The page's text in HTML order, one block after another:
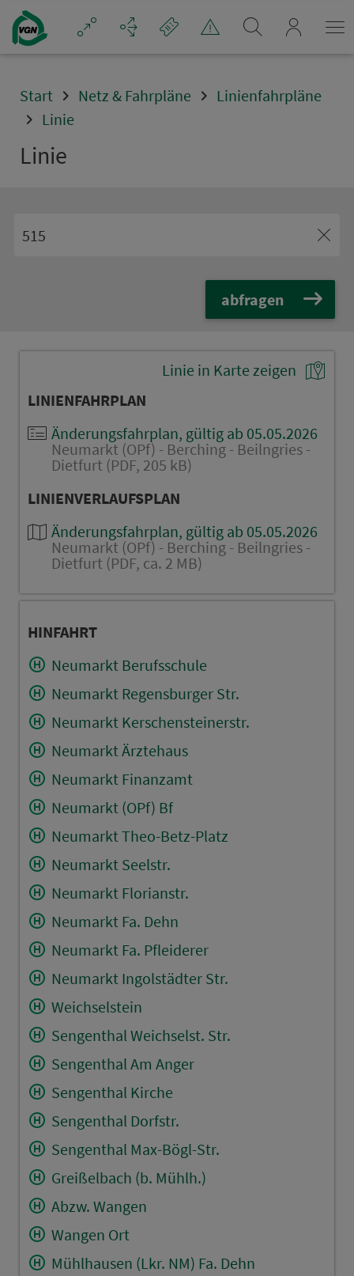
Navigation überspringen
Start Netz & Fahrpläne
Linienfahrpläne
Linie
Linie
abfragen
Linie in Karte zeigen
LINIENFAHRPLAN
Änderungsfahrplan, gültig ab 05.05.2026
Neumarkt (OPf) - Berching - Beilngries -
Dietfurt (PDF, 205 kB)
LINIENVERLAUFSPLAN
Änderungsfahrplan, gültig ab 05.05.2026
Neumarkt (OPf) - Berching - Beilngries -
Dietfurt (PDF, ca. 2 MB)
HINFAHRT
Neumarkt Berufsschule
Neumarkt Regensburger Str.
Neumarkt Kerschensteinerstr.
Neumarkt Ärztehaus
Neumarkt Finanzamt
Neumarkt (OPf) Bf
Neumarkt Theo-Betz-Platz
Neumarkt Seelstr.
Neumarkt Florianstr.
Neumarkt Fa. Dehn
Neumarkt Fa. Pfleiderer
Neumarkt Ingolstädter Str.
Weichselstein
Sengenthal Weichselst. Str.
Sengenthal Am Anger
Sengenthal Kirche
Sengenthal Dorfstr.
Sengenthal Max-Bögl-Str.
Greißelbach (b. Mühlh.)
Abzw. Wangen
Wangen Ort
Mühlhausen (Lkr. NM) Fa. Dehn